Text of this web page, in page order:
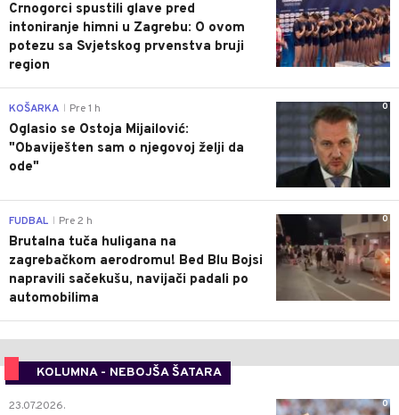
Crnogorci spustili glave pred
intoniranje himni u Zagrebu: O ovom
potezu sa Svjetskog prvenstva bruji
region
0
KOŠARKA Pre 1 h
Oglasio se Ostoja Mijailović:
"Obaviješten sam o njegovoj želji da
ode"
0
FUDBAL Pre 2 h
Brutalna tuča huligana na
zagrebačkom aerodromu! Bed Blu Bojsi
napravili sačekušu, navijači padali po
automobilima
KOLUMNA - NEBOJŠA ŠATARA
0
23.07.2026.